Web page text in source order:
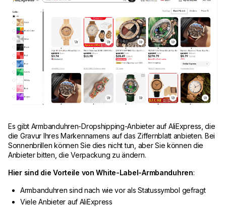
Es gibt Armbanduhren-Dropshipping-Anbieter auf AliExpress, die
die Gravur Ihres Markennamens auf das Ziffernblatt anbieten. Bei
Sonnenbrillen können Sie dies nicht tun, aber Sie können die
Anbieter bitten, die Verpackung zu ändern.
Hier sind die Vorteile von White-Label-Armbanduhren:
Armbanduhren sind nach wie vor als Statussymbol gefragt
Viele Anbieter auf AliExpress